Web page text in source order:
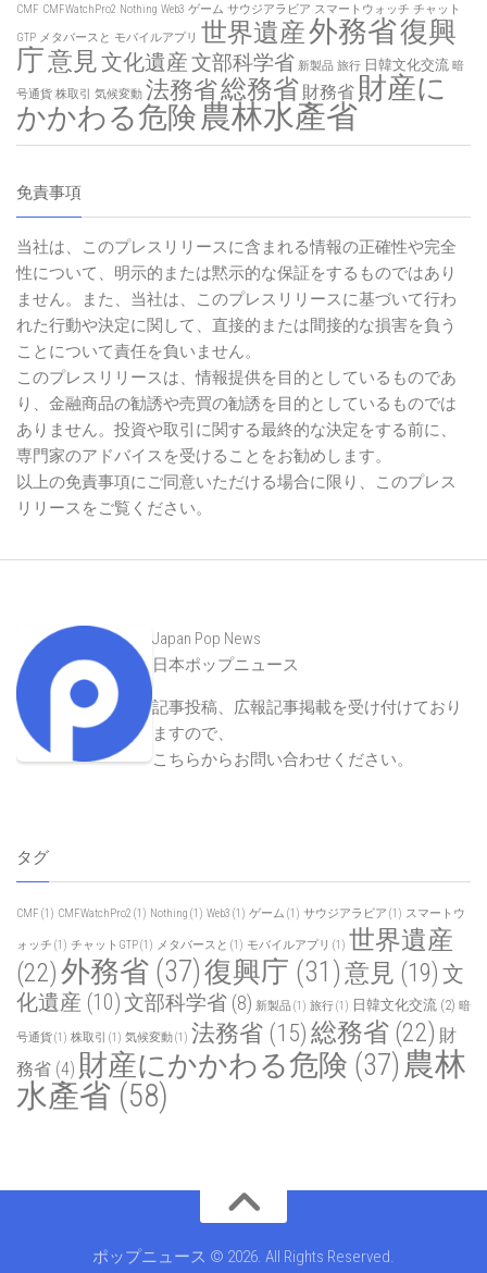
CMF CMFWatchPro2 Nothing Web3 ゲーム サウジアラビア スマートウォッチ チャット
GTP メタバースと モバイルアプリ 世界遺産外務省復興
庁意見文化遺産文部科学省 新製品 旅行 日韓文化交流 暗
号通貨 株取引 気候変動 法務省総務省 財務省 財産に
かかわる危険 農林水產省
免責事項
当社は、このプレスリリースに含まれる情報の正確性や完全
性について、明示的または黙示的な保証をするものではあり
ません。また、当社は、このプレスリリースに基づいて行わ
れた行動や決定に関して、直接的または間接的な損害を負う
ことについて責任を負いません。
このプレスリリースは、情報提供を目的としているものであ
り、金融商品の勧誘や売買の勧誘を目的としているものでは
ありません。投資や取引に関する最終的な決定をする前に、
専門家のアドバイスを受けることをお勧めします。
以上の免責事項にご同意いただける場合に限り、このプレス
リリースをご覧ください。
Japan Pop News
日本ポップニュース
記事投稿、広報記事掲載を受け付けており
ますので、
こちらからお問い合わせください。
タグ
CMF (1) CMFWatchPro2 (1) Nothing (1) Web3 (1) ゲーム (1) サウジアラビア (1) スマートウ
ォッチ (1) チャットGTP(1) メタバースと (1) モバイルアプリ (1) 世界遺産
(22)外務省 (37)復興庁 (31)意見 (19) 文
化遺産 (10)文部科学省 (8) 新製品(1) 旅行(1) 日韓文化交流 (2) 暗
号通貨(1) 株取引 (1) 気候変動(1) 法務省 (15) 総務省 (22) 財
務省 (4) 財産にかかわる危険 (37) 農林
水產省 (58)
ポップニュース © 2026. All Rights Reserved.